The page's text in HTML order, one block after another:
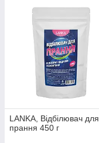
LANKA, Відбілювач для
прання 450 г